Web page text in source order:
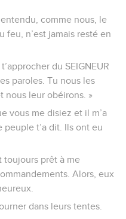
comme nous, le
feu, n’est jamais resté en
du SEIGNEUR
paroles. Tu nous les
nous leur obéirons. »
vous me disiez et il m’a
peuple t’a dit. Ils ont eu
prêt à me
Alors, eux
dans leurs tentes.